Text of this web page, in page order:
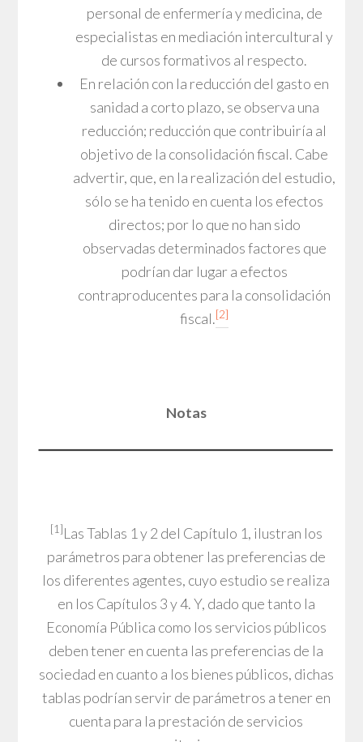
personal de enfermería y medicina, de
especialistas en mediación intercultural y
de cursos formativos al respecto.
En relación con la reducción del gasto en
sanidad a corto plazo, se observa una
reducción; reducción que contribuiría al
objetivo de la consolidación fiscal. Cabe
advertir, que, en la realización del estudio,
sólo se ha tenido en cuenta los efectos
directos; por lo que no han sido
observadas determinados factores que
podrían dar lugar a efectos
contraproducentes para la consolidación
fiscal.[2]
Notas
[1]Las Tablas 1 y 2 del Capítulo 1, ilustran los
parámetros para obtener las preferencias de
los diferentes agentes, cuyo estudio se realiza
en los Capítulos 3 y 4. Y, dado que tanto la
Economía Pública como los servicios públicos
deben tener en cuenta las preferencias de la
sociedad en cuanto a los bienes públicos, dichas
tablas podrían servir de parámetros a tener en
cuenta para la prestación de servicios